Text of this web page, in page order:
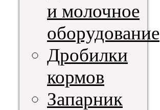
и молочное
оборудование
Дробилки
кормов
Запарник